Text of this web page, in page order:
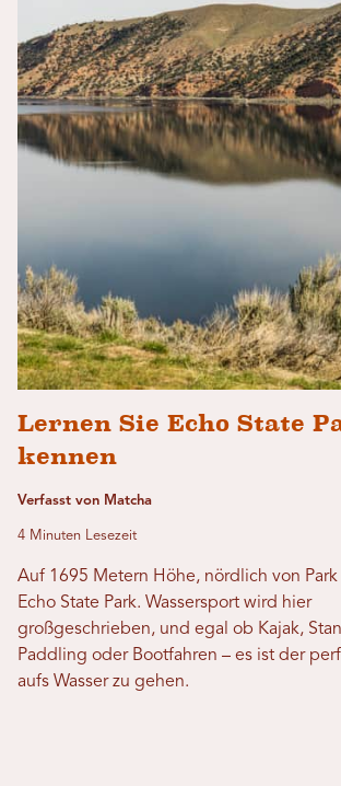
Lernen Sie Echo State
kennen
Verfasst von Matcha
4 Minuten Lesezeit
Auf 1695 Metern Höhe, nördlich von
Echo State Park. Wassersport wird hier
großgeschrieben, und egal ob Kajak,
Paddling oder Bootfahren – es ist der
aufs Wasser zu gehen.